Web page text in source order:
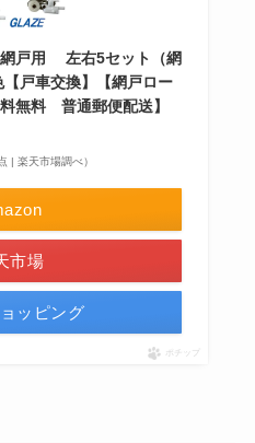
戸用 左右5セット（網
戸車交換】【網戸ロー
無料 普通郵便配送】
| 楽天市場調べ）
市場
ッピング
ポチップ